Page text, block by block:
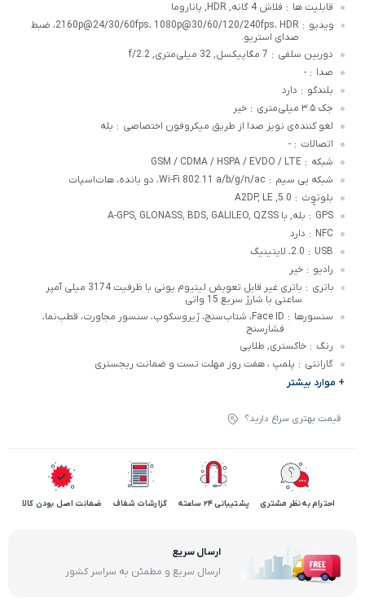
قابلیت ها : فلاش 4 گانه‌, HDR, پاناروما
ویدیو :
2160p@24/30/60fps، 1080p@30/60/120/240fps، HDR، ضبط
صدای استریو.
دوربین سلفی : 7 مگاپیکسل, 32 میلی‌متری, f/2.2
صدا :
-
بلندگو : دارد
جک ۳.۵ میلی‌متری
: خیر
لغو کننده‌ی نویز صدا از طریق میکروفون اختصاصی : بله
اتصالات :
-
شبکه :
GSM / CDMA / HSPA / EVDO / LTE
شبکه بی سیم : Wi-Fi 802.11 a/b/g/n/ac، دو بانده، هات‌اسپات
بلوتوٍث :
5.0, A2DP, LE
GPS
: بله, با A-GPS, GLONASS, BDS, GALILEO, QZSS
NFC
: دارد
USB
: 2.0، لایتینیگ
رادیو : خیر
باتری :
باتری غیر قابل تعویض لیتیوم یونی با ظرفیت 3174 میلی آمپر
ساعتی با شارژ سریع 15 واتی
سنسورها :
Face ID، شتاب‌سنج، ژیروسکوپ، سنسور مجاورت، قطب‌نما،
فشارسنج
رنگ : خاکستری, طلایی
گارانتی : پلمپ ، هفت روز مهلت تست و ضمانت ریجستری
+ موارد بیشتر
قیمت بهتری سراغ دارید؟
احترام به نظر مشتری پشتیبانی 24 ساعته گزارشات شفاف ضمانت اصل بودن کالا
ارسال سریع
ارسال سریع و مطمئن به سراسر کشور